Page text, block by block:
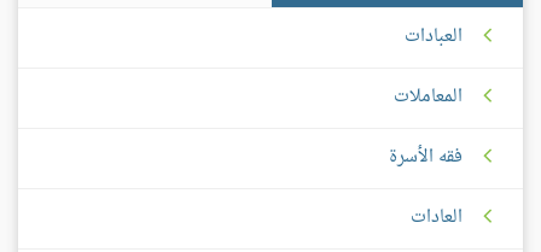
العبادات
المعاملات
فقه الأسرة
العادات